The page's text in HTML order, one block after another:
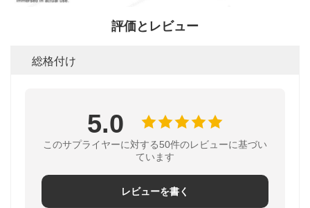
評価とレビュー
総格付け
5.0
このサプライヤーに対する50件のレビューに基づい
ています
レビューを書く